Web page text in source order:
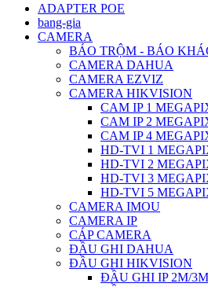
ADAPTER POE
bang-gia
CAMERA
BÁO TRỘM - BÁO
CAMERA DAHUA
CAMERA EZVIZ
CAMERA HIKVISION
CAM IP 1
CAM IP 2
CAM IP 4
HD-TVI 1
HD-TVI 2
HD-TVI 3
HD-TVI 5
CAMERA IMOU
CAMERA IP
CÁP CAMERA
ĐẦU GHI DAHUA
ĐẦU GHI HIKVISION
ĐẦU GHI IP 2M/